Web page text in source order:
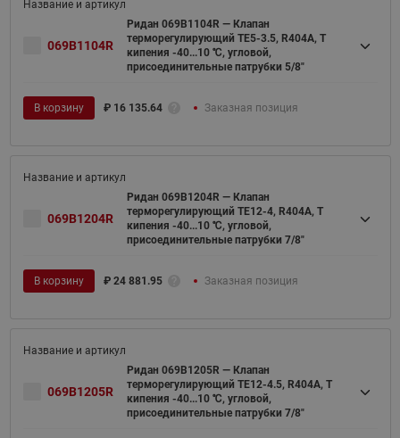
069B1104R
Ридан 069B1104R — Клапан
терморегулирующий TE5-3.5, R404A, T
кипения -40...10 ℃, угловой,
присоединительные патрубки 5/8"
В корзину ₽ 16 135.64 Заказная позиция
069B1204R
Ридан 069B1204R — Клапан
терморегулирующий TE12-4, R404A, T
кипения -40...10 ℃, угловой,
присоединительные патрубки 7/8"
В корзину ₽ 24 881.95 Заказная позиция
069B1205R
Ридан 069B1205R — Клапан
терморегулирующий TE12-4.5, R404A, T
кипения -40...10 ℃, угловой,
присоединительные патрубки 7/8"